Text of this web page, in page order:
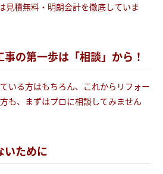
見積無料・明朗会計を徹底していま
の第一歩は「相談」から！
いる方はもちろん、これからリフォー
も、まずはプロに相談してみません
いために